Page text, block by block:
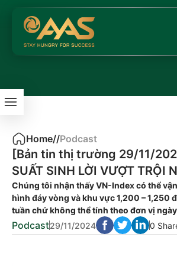
Home//Podcast
[Bản tin thị trường 29/11/
SUẤT SINH LỜI VƯỢT TRỘI
Chúng tôi nhận thấy VN-Index có thể
hình đáy vòng và khu vực 1,200 – 1,250
tuần chứ không thể tính theo đơn vị ngày
Podcast29/11/2024 0